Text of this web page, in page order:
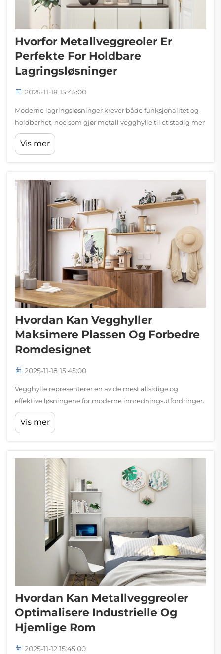
Hvorfor Metallveggreoler Er
Perfekte For Holdbare
Lagringsløsninger
2025-11-18 15:45:00
Moderne lagringsløsninger krever både funksjonalitet og
holdbarhet, noe som gjør metall vegghylle til et stadig mer
populært valg for bolig-, kommersielle og industrielle
anvendelser. I motsetning til tradisjonelle alternativer i tre
Vis mer
Hvordan Kan Vegghyller
Maksimere Plassen Og Forbedre
Romdesignet
2025-11-18 15:45:00
Vegghylle representerer en av de mest allsidige og
effektive løsningene for moderne innredningsutfordringer.
Disse funksjonelle elementene tjener to formål ved å gi
viktig lagring samtidig som de bidrar til den generelle
Vis mer
Hvordan Kan Metallveggreoler
Optimalisere Industrielle Og
Hjemlige Rom
2025-11-12 15:45:00